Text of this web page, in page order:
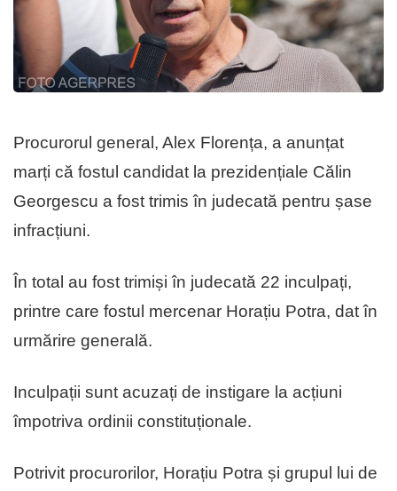
Procurorul general, Alex Florența, a anunțat
marți că fostul candidat la prezidențiale Călin
Georgescu a fost trimis în judecată pentru șase
infracțiuni.
În total au fost trimiși în judecată 22 inculpați,
printre care fostul mercenar Horațiu Potra, dat în
urmărire generală.
Inculpații sunt acuzați de instigare la acțiuni
împotriva ordinii constituționale.
Potrivit procurorilor, Horațiu Potra și grupul lui de